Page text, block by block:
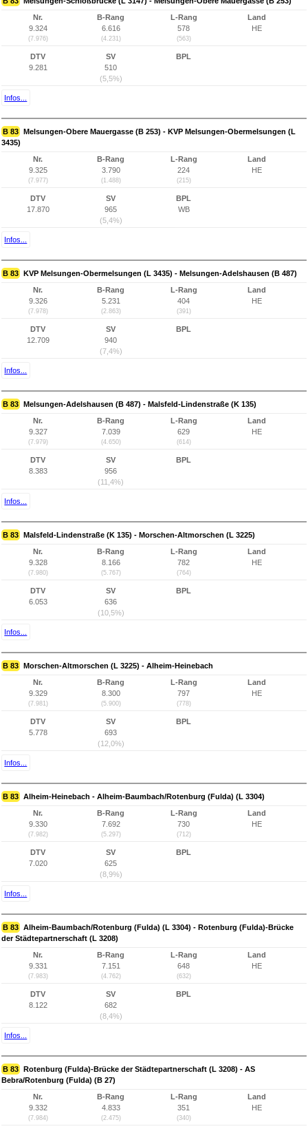
Nr.
9.324
(7.976)
B-Rang
6.616
(4.231)
L-Rang
578
(563)
Land
HE
DTV
9.281
SV
510
(5,5%)
BPL
Infos...
B 83 Melsungen-Obere Mauergasse (B 253) - KVP Melsungen-Obermelsungen (L
3435)
Nr.
9.325
(7.977)
B-Rang
3.790
(1.488)
L-Rang
224
(215)
Land
HE
DTV
17.870
SV
965
(5,4%)
BPL
WB
Infos...
B 83 KVP Melsungen-Obermelsungen (L 3435) - Melsungen-Adelshausen (B 487)
Nr.
9.326
(7.978)
B-Rang
5.231
(2.863)
L-Rang
404
(391)
Land
HE
DTV
12.709
SV
940
(7,4%)
BPL
Infos...
B 83 Melsungen-Adelshausen (B 487) - Malsfeld-Lindenstraße (K 135)
Nr.
9.327
(7.979)
B-Rang
7.039
(4.650)
L-Rang
629
(614)
Land
HE
DTV
8.383
SV
956
(11,4%)
BPL
Infos...
B 83 Malsfeld-Lindenstraße (K 135) - Morschen-Altmorschen (L 3225)
Nr.
9.328
(7.980)
B-Rang
8.166
(5.767)
L-Rang
782
(764)
Land
HE
DTV
6.053
SV
636
(10,5%)
BPL
Infos...
B 83 Morschen-Altmorschen (L 3225) - Alheim-Heinebach
Nr.
9.329
(7.981)
B-Rang
8.300
(5.900)
L-Rang
797
(778)
Land
HE
DTV
5.778
SV
693
(12,0%)
BPL
Infos...
B 83 Alheim-Heinebach - Alheim-Baumbach/Rotenburg (Fulda) (L 3304)
Nr.
9.330
(7.982)
B-Rang
7.692
(5.297)
L-Rang
730
(712)
Land
HE
DTV
7.020
SV
625
(8,9%)
BPL
Infos...
B 83 Alheim-Baumbach/Rotenburg (Fulda) (L 3304) - Rotenburg (Fulda)-Brücke
der Städtepartnerschaft (L 3208)
Nr.
9.331
(7.983)
B-Rang
7.151
(4.762)
L-Rang
648
(632)
Land
HE
DTV
8.122
SV
682
(8,4%)
BPL
Infos...
B 83 Rotenburg (Fulda)-Brücke der Städtepartnerschaft (L 3208) - AS
Bebra/Rotenburg (Fulda) (B 27)
Nr.
9.332
(7.984)
B-Rang
4.833
(2.475)
L-Rang
351
(340)
Land
HE